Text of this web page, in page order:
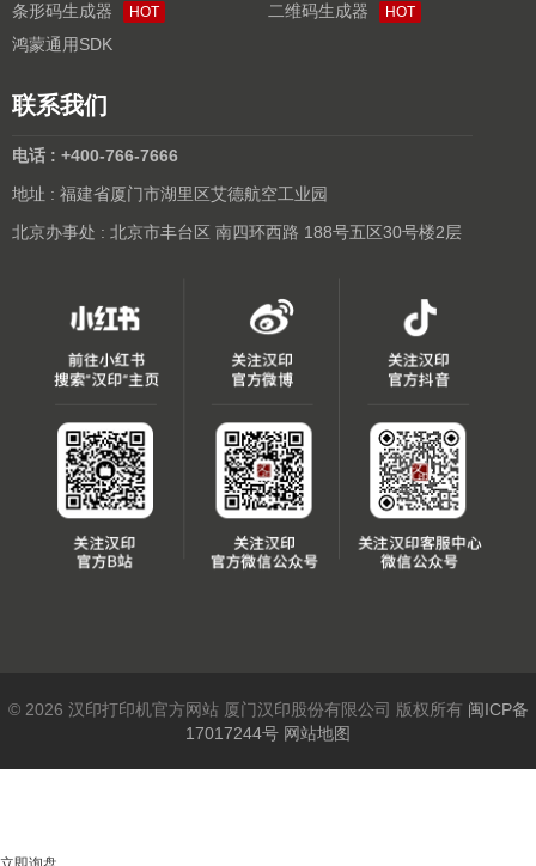
条形码生成器
HOT 二维码生成器 HOT
鸿蒙通用SDK
联系我们
电话 : +400-766-7666
地址 : 福建省厦门市湖里区艾德航空工业园
北京办事处 : 北京市丰台区 南四环西路 188号五区30号楼2层
© 2026 汉印打印机官方网站 厦门汉印股份有限公司 版权所有 闽ICP备
17017244号 网站地图